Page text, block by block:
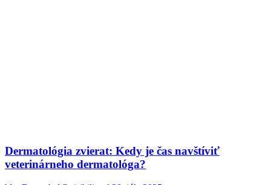
Dermatológia zvierat: Kedy je čas navštíviť
veterinárneho dermatológa?